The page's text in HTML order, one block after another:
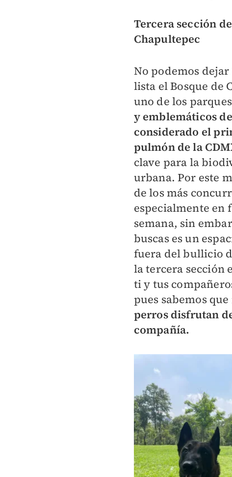
Tercera sección
Chapultepec
No podemos
lista el Bosque de
uno de los
y emblemáticos
considerado el
pulmón de la
clave para la
urbana. Por este
de los más
especialmente en
semana, sin
buscas es un
fuera del bullicio
la tercera sección
ti y tus
pues sabemos que
perros disfrutan
compañía.